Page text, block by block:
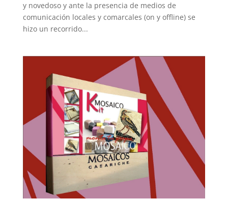
y novedoso y ante la presencia de medios de
comunicación locales y comarcales (on y offline) se
hizo un recorrido...